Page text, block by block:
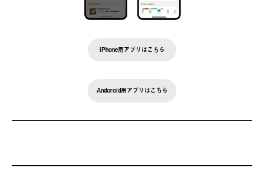
iPhone用アプリはこちら
Andoroid用アプリはこちら